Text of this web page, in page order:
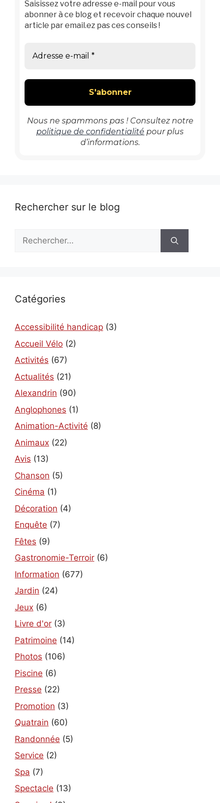
Saisissez votre adresse e-mail pour vous
abonner à ce blog et recevoir chaque nouvel
article par email.ez pas ces conseils !
Nous ne spammons pas ! Consultez notre
politique de confidentialité pour plus
d’informations.
Rechercher sur le blog
Rechercher :
Catégories
Accessibilité handicap (3)
Accueil Vélo (2)
Activités (67)
Actualités (21)
Alexandrin (90)
Anglophones (1)
Animation-Activité (8)
Animaux (22)
Avis (13)
Chanson (5)
Cinéma (1)
Décoration (4)
Enquête (7)
Fêtes (9)
Gastronomie-Terroir (6)
Information (677)
Jardin (24)
Jeux (6)
Livre d'or (3)
Patrimoine (14)
Photos (106)
Piscine (6)
Presse (22)
Promotion (3)
Quatrain (60)
Randonnée (5)
Service (2)
Spa (7)
Spectacle (13)